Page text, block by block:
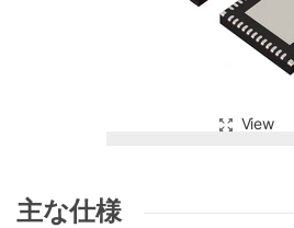
View
主な仕様